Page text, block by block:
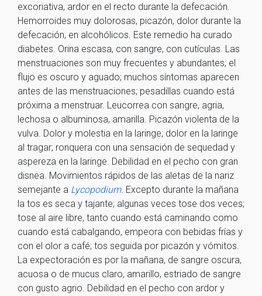
excoriativa, ardor en el recto durante la defecación.
Hemorroides muy dolorosas, picazón, dolor durante la
defecación, en alcohólicos. Este remedio ha curado
diabetes. Orina escasa, con sangre, con cutículas. Las
menstruaciones son muy frecuentes y abundantes; el
flujo es oscuro y aguado; muchos síntomas aparecen
antes de las menstruaciones; pesadillas cuando está
próxima a menstruar. Leucorrea con sangre, agria,
lechosa o albuminosa, amarilla. Picazón violenta de la
vulva. Dolor y molestia en la laringe; dolor en la laringe
al tragar; ronquera con una sensación de sequedad y
aspereza en la laringe. Debilidad en el pecho con gran
disnea. Movimientos rápidos de las aletas de la nariz
semejante a Lycopodium. Excepto durante la mañana
la tos es seca y tajante; algunas veces tose dos veces;
tose al aire libre, tanto cuando está caminando como
cuando está cabalgando, empeora con bebidas frías y
con el olor a café; tos seguida por picazón y vómitos.
La expectoración es por la mañana, de sangre oscura,
acuosa o de mucus claro, amarillo, estriado de sangre
con gusto agrio. Debilidad en el pecho con ardor y